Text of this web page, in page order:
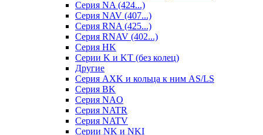
Серия NA (424...)
Серия NAV (407...)
Серия RNA (425...)
Серия RNAV (402...)
Серия HK
Серии K и KT (без колец)
Другие
Серия AXK и кольца к ним AS/LS
Серия BK
Серия NAO
Серия NATR
Серия NATV
Серии NK и NKI